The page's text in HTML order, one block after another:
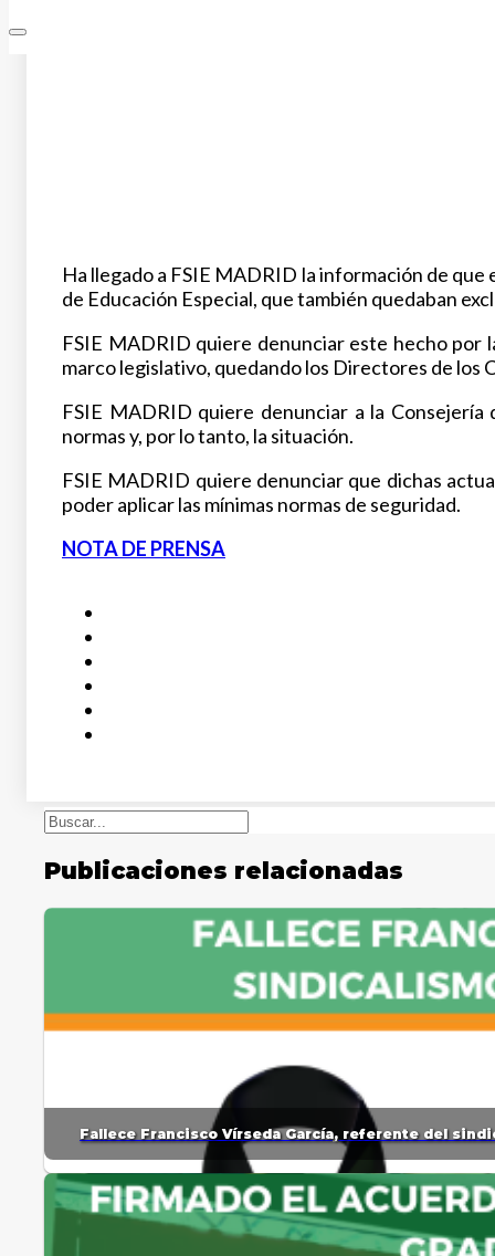
Ha llegado a FSIE MADRID la información de
de Educación Especial, que también quedaban
FSIE MADRID quiere denunciar este hecho por
marco legislativo, quedando los Directores de los
FSIE MADRID quiere denunciar a la
normas y, por lo tanto, la situación.
FSIE MADRID quiere denunciar que dichas
poder aplicar las mínimas normas de seguridad.
NOTA DE PRENSA
Buscar
Publicaciones relacionadas
Fallece Francisco Vírseda García, referente del